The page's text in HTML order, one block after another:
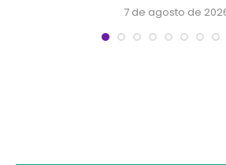
7 de agosto de